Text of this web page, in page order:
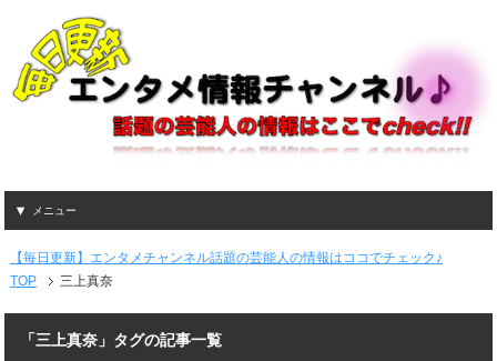
メニュー
【毎日更新】エンタメチャンネル話題の芸能人の情報はココでチェック♪
TOP
三上真奈
「三上真奈」タグの記事一覧